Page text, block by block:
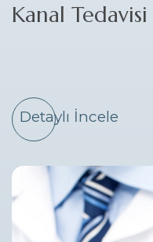
Kanal Tedavisi
Detaylı İncele